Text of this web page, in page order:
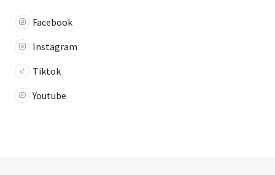
Facebook
Instagram
Tiktok
Youtube